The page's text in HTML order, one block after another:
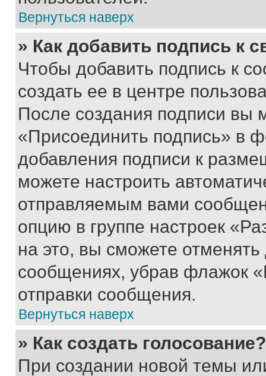
Вернуться наверх
» Как добавить подпись к
Чтобы добавить подпись к
создать ее в центре
После создания подписи вы
«Присоединить подпись» в
добавления подписи к
можете настроить
отправляемым вами
опцию в группе настроек
на это, вы сможете
сообщениях, убрав флажок
отправки сообщения.
Вернуться наверх
» Как создать голосование?
При создании новой темы